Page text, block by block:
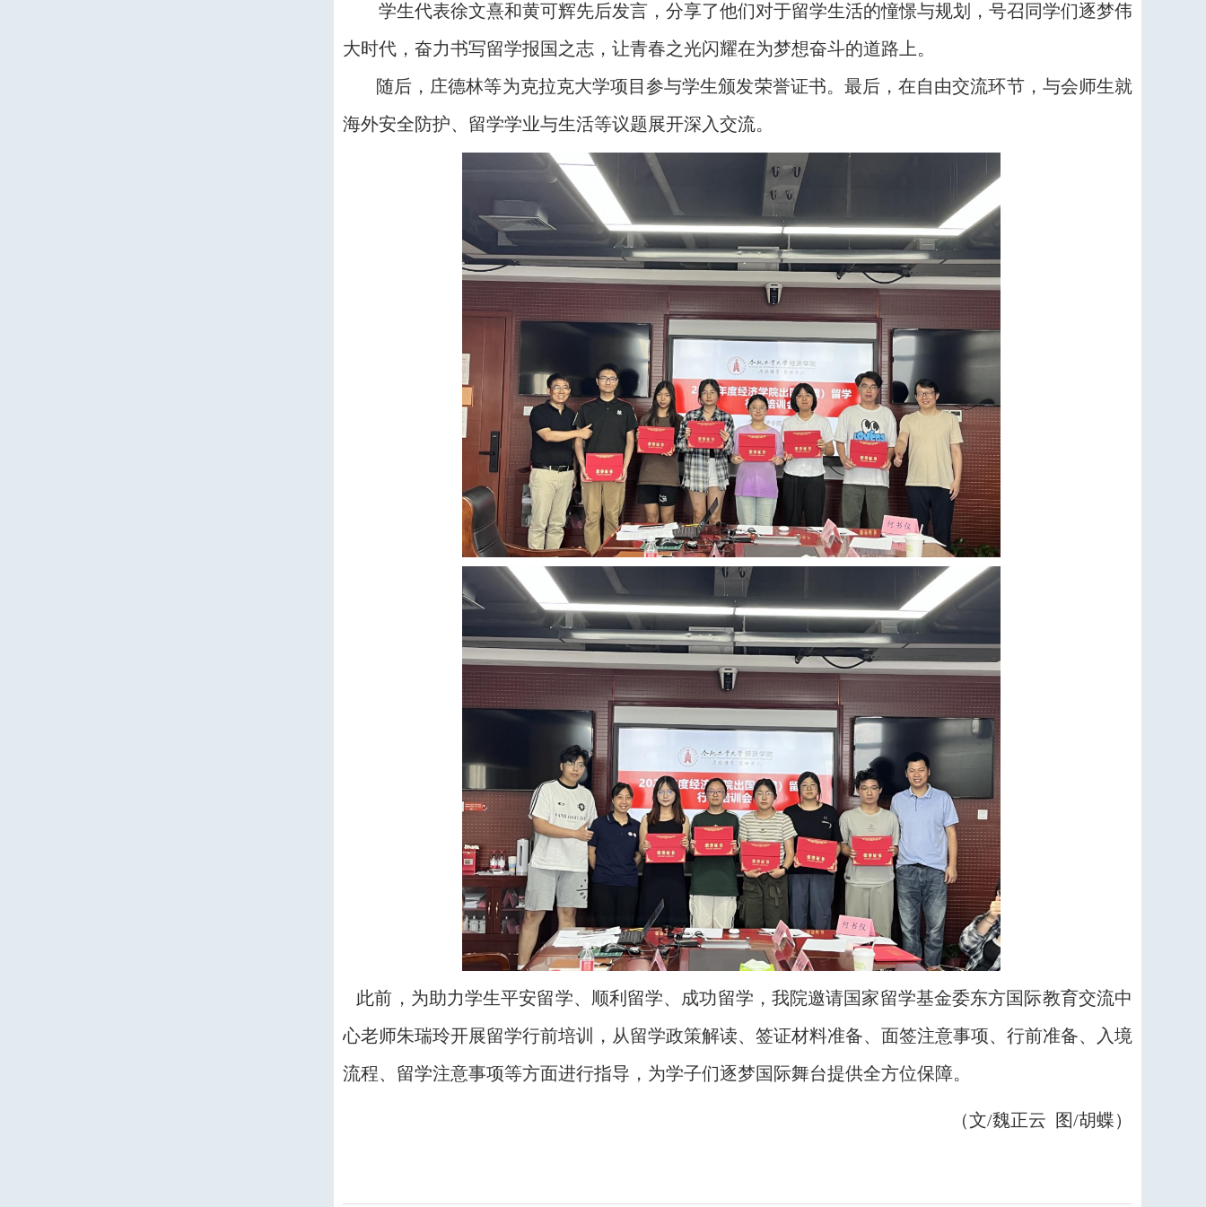
学生代表徐文熹和黄可辉先后发言，分享了他们对于留学生活的憧憬与规划，号召同学们逐梦伟
大时代，奋力书写留学报国之志，让青春之光闪耀在为梦想奋斗的道路上。
随后，庄德林等为克拉克大学项目参与学生颁发荣誉证书。最后，在自由交流环节，与会师生就
海外安全防护、留学学业与生活等议题展开深入交流。
此前，为助力学生平安留学、顺利留学、成功留学，我院邀请国家留学基金委东方国际教育交流中
心老师朱瑞玲开展留学行前培训，从留学政策解读、签证材料准备、面签注意事项、行前准备、入境
流程、留学注意事项等方面进行指导，为学子们逐梦国际舞台提供全方位保障。
（文/魏正云 图/胡蝶）